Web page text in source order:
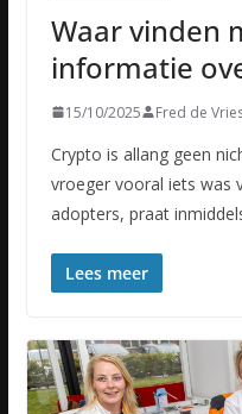
Waar vinden
informatie
15/10/2025 Fred de
Crypto is allang geen
vroeger vooral iets was
adopters, praat
Lees meer